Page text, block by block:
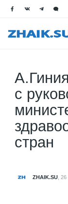
с
стран
ZHAIK.SU 26